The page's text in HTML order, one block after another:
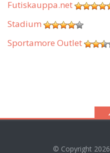
Futiskauppa.net
Stadium
Sportamore Outlet
© Copyright 2026